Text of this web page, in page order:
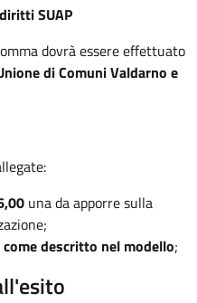
SUAP
dovrà essere effettuato
di Comuni Valdarno e
una da apporre sulla
descritto nel modello;